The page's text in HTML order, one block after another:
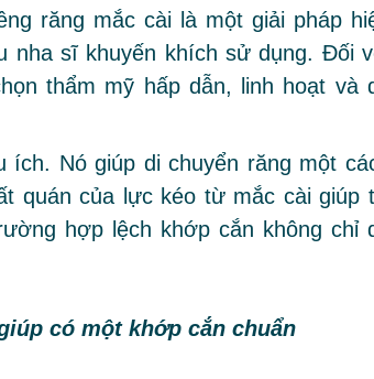
răng mắc cài là một giải pháp
nha sĩ khuyến khích sử dụng. Đối
thẩm mỹ hấp dẫn, linh hoạt và
Nó giúp di chuyển răng một
quán của lực kéo từ mắc cài giúp
hợp lệch khớp cắn không chỉ
có một khớp cắn chuẩn